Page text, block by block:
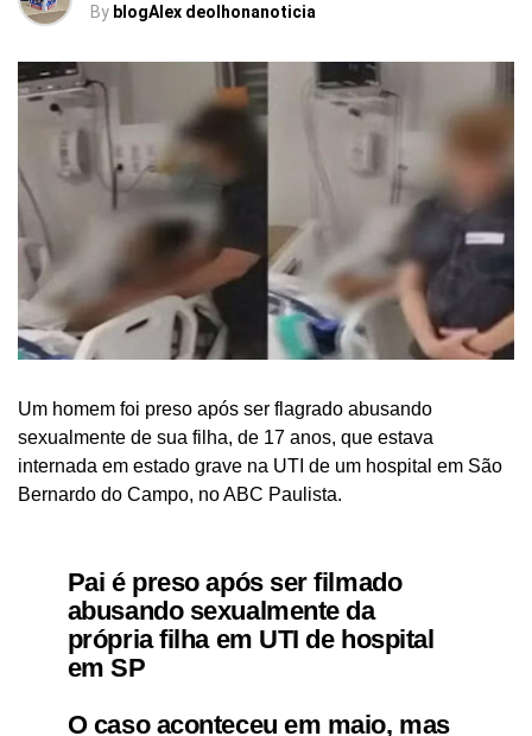
By blogAlex deolhonanoticia
Um homem foi preso após ser flagrado abusando
sexualmente de sua filha, de 17 anos, que estava
internada em estado grave na UTI de um hospital em São
Bernardo do Campo, no ABC Paulista.
Pai é preso após ser filmado
abusando sexualmente da
própria filha em UTI de hospital
em SP
O caso aconteceu em maio, mas